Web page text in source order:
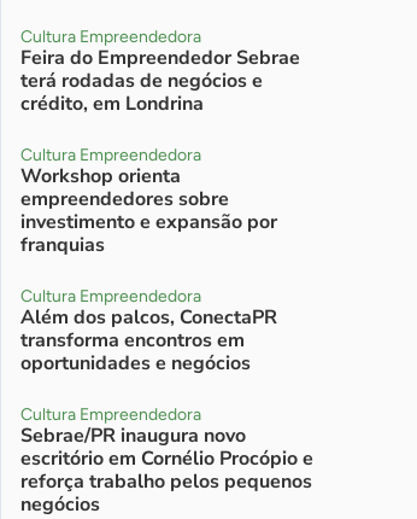
Cultura Empreendedora
Feira do Empreendedor Sebrae
terá rodadas de negócios e
crédito, em Londrina
Cultura Empreendedora
Workshop orienta
empreendedores sobre
investimento e expansão por
franquias
Cultura Empreendedora
Além dos palcos, ConectaPR
transforma encontros em
oportunidades e negócios
Cultura Empreendedora
Sebrae/PR inaugura novo
escritório em Cornélio Procópio e
reforça trabalho pelos pequenos
negócios